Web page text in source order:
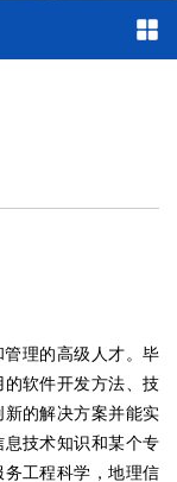
理的高级人才。毕
软件开发方法、技
的解决方案并能实
技术知识和某个专
工程科学，地理信